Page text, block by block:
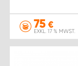
75 €
EXKL. 17 % MWST.